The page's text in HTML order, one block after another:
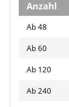
Anzahl
Ab 48
Ab 60
Ab 120
Ab 240